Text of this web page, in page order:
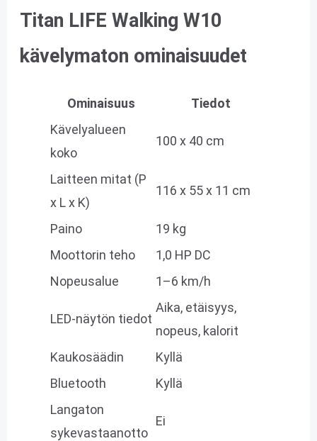
Titan LIFE Walking W10
kävelymaton ominaisuudet
Ominaisuus
Tiedot
Kävelyalueen
koko
100 x 40 cm
Laitteen mitat (P
x L x K)
116 x 55 x 11 cm
Paino
19 kg
Moottorin teho
1,0 HP DC
Nopeusalue
1–6 km/h
LED-näytön tiedot
Aika, etäisyys,
nopeus, kalorit
Kaukosäädin
Kyllä
Bluetooth
Kyllä
Langaton
sykevastaanotto
Ei